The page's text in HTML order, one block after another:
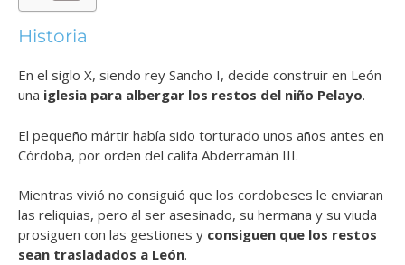
Historia
En el siglo X, siendo rey Sancho I, decide construir en León
una iglesia para albergar los restos del niño Pelayo.
El pequeño mártir había sido torturado unos años antes en
Córdoba, por orden del califa Abderramán III.
Mientras vivió no consiguió que los cordobeses le enviaran
las reliquias, pero al ser asesinado, su hermana y su viuda
prosiguen con las gestiones y consiguen que los restos
sean trasladados a León.